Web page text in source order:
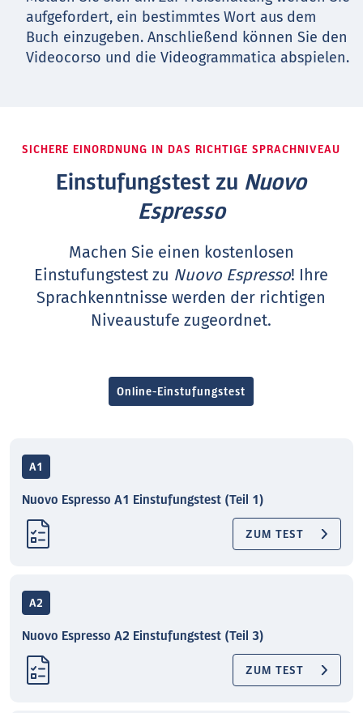
aufgefordert, ein bestimmtes Wort aus dem
Buch einzugeben. Anschließend können Sie den
Videocorso und die Videogrammatica abspielen.
SICHERE EINORDNUNG IN DAS RICHTIGE SPRACHNIVEAU
Einstufungstest zu Nuovo
Espresso
Machen Sie einen kostenlosen
Einstufungstest zu Nuovo Espresso! Ihre
Sprachkenntnisse werden der richtigen
Niveaustufe zugeordnet.
Online-Einstufungstest
A1
Nuovo Espresso A1 Einstufungstest (Teil 1)
ZUM TEST
A2
Nuovo Espresso A2 Einstufungstest (Teil 3)
ZUM TEST